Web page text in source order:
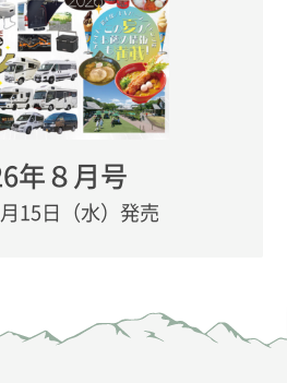
年８月号
15日（水）発売